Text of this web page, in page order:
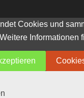
Cookies und
Informationen